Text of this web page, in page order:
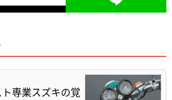
専業スズキの覚